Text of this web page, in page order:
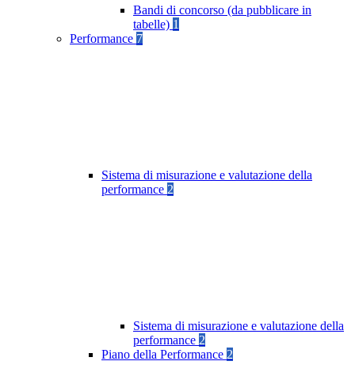
Bandi di concorso (da pubblicare in
tabelle) 1
Performance 7
Sistema di misurazione e valutazione della
performance 2
Sistema di misurazione e valutazione della
performance 2
Piano della Performance 2